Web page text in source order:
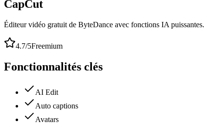
CapCut
Éditeur vidéo gratuit de ByteDance avec fonctions IA puissantes.
4.7/5Freemium
Fonctionnalités clés
AI Edit
Auto captions
Avatars